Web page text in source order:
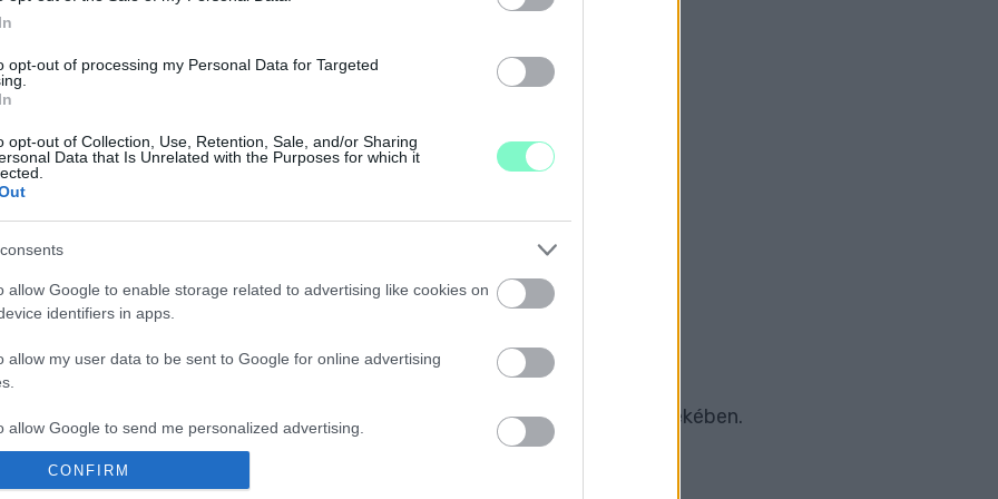
opt-out of processing my Personal Data for Targeted
opt-out of Collection, Use, Retention, Sale, and/or Sharing
Data that Is Unrelated with the Purposes for which it
allow Google to enable storage related to advertising like cookies on
identifiers in apps.
allow my user data to be sent to Google for online advertising
allow Google to send me personalized advertising.
allow Google to enable storage related to analytics like cookies on
CONFIRM
KÜLÜGYMINISZTÉRIUM DOLGOZÓI KARÁCSONYRA
4,4 MILLIÓ FORINTBA FÁJT A KRUMPLIZÁS
kívül helyezését, a kormánypártok nem kegyelmeztek.
egyszerű megoldást választott a kormánypárt a győzelem érdekében.
MEGBESZÉLGETÉSEN